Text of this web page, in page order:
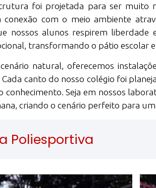
foi projetada para ser muito
conexão com o meio ambiente
nossos alunos respirem
transformando o pátio escolar
natural, oferecemos
Cada canto do nosso colégio foi
conhecimento. Seja em nossos
criando o cenário perfeito para
Poliesportiva